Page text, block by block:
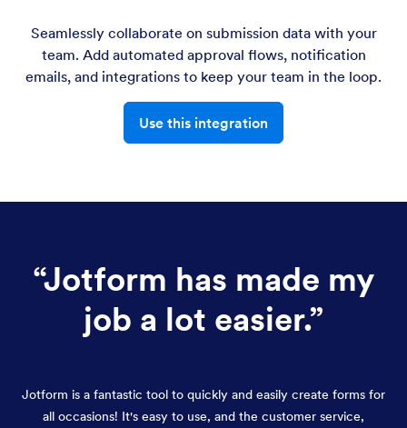
Seamlessly collaborate on submission data with your
team. Add automated approval flows, notification
emails, and integrations to keep your team in the loop.
Use this integration
“Jotform has made my
job a lot easier.”
Jotform is a fantastic tool to quickly and easily create forms for
all occasions! It's easy to use, and the customer service,